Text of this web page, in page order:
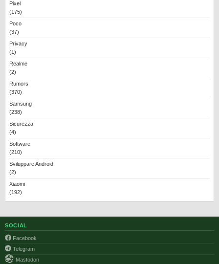
Pixel
(175)
Poco
(37)
Privacy
(1)
Realme
(2)
Rumors
(370)
Samsung
(238)
Sicurezza
(4)
Software
(210)
Sviluppare Android
(2)
Xiaomi
(192)
SOCIAL
Facebook
Telegram
Mastodon